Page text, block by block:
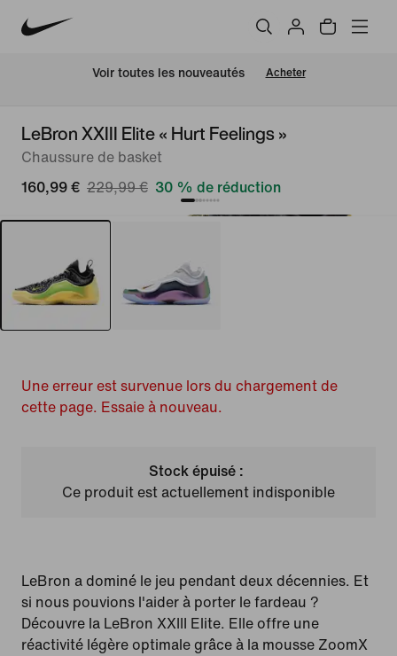
Voir toutes les nouveautés Acheter
LeBron XXIII Elite « Hurt Feelings »
Chaussure de basket
160,99 € 229,99 € 30 % de réduction
Une erreur est survenue lors du chargement de
cette page. Essaie à nouveau.
Stock épuisé :
Ce produit est actuellement indisponible
LeBron a dominé le jeu pendant deux décennies. Et
si nous pouvions l'aider à porter le fardeau ?
Découvre la LeBron XXIII Elite. Elle offre une
réactivité légère optimale grâce à la mousse ZoomX